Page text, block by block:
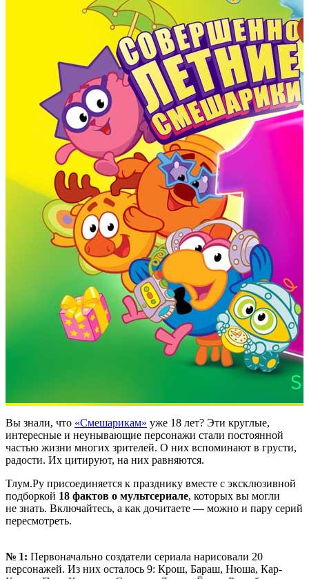
Вы знали, что «Смешарикам» уже 18 лет? Эти круглые,
интересные и неунывающие персонажи стали постоянной
частью жизни многих зрителей. О них вспоминают в грусти,
радости. Их цитируют, на них равняются.
Тлум.Ру присоединяется к празднику вместе с эксклюзивной
подборкой 18 фактов о мультсериале, которых вы могли
не знать. Включайтесь, а как дочитаете — можно и пару серий
пересмотреть.
№ 1: Первоначально создатели сериала нарисовали 20
персонажей. Из них осталось 9: Крош, Бараш, Нюша, Кар-